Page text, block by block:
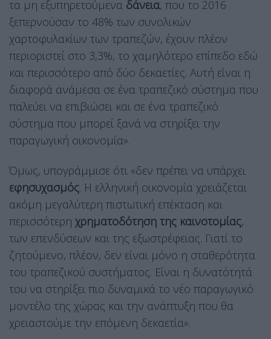
τα μη εξυπηρετούμενα δάνεια, που το 2016
ξεπερνούσαν το 48% των συνολικών
χαρτοφυλακίων των τραπεζών, έχουν πλέον
περιοριστεί στο 3,3%, το χαμηλότερο επίπεδο εδώ
και περισσότερο από δύο δεκαετίες. Αυτή είναι η
διαφορά ανάμεσα σε ένα τραπεζικό σύστημα που
παλεύει να επιβιώσει και σε ένα τραπεζικό
σύστημα που μπορεί ξανά να στηρίξει την
παραγωγική οικονομία».
Όμως, υπογράμμισε ότι «δεν πρέπει να υπάρχει
εφησυχασμός. Η ελληνική οικονομία χρειάζεται
ακόμη μεγαλύτερη πιστωτική επέκταση και
περισσότερη χρηματοδότηση της καινοτομίας,
των επενδύσεων και της εξωστρέφειας. Γιατί το
ζητούμενο, πλέον, δεν είναι μόνο η σταθερότητα
του τραπεζικού συστήματος. Είναι η δυνατότητά
του να στηρίξει πιο δυναμικά το νέο παραγωγικό
μοντέλο της χώρας και την ανάπτυξη που θα
χρειαστούμε την επόμενη δεκαετία».